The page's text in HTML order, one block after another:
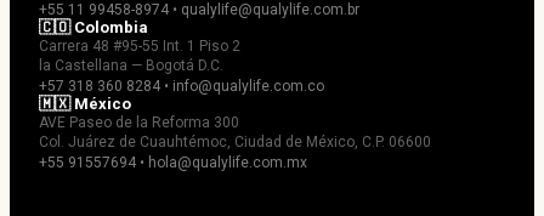
+55 11 99458-8974 • qualylife@qualylife.com.br
🇨🇴 Colombia
Carrera 48 #95-55 Int. 1 Piso 2
la Castellana — Bogotá D.C.
+57 318 360 8284 • info@qualylife.com.co
🇲🇽 México
AVE Paseo de la Reforma 300
Col. Juárez de Cuauhtémoc, Ciudad de México, C.P. 06600
+55 91557694 • hola@qualylife.com.mx